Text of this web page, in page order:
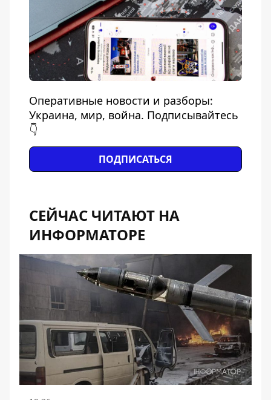
Оперативные новости и разборы:
Украина, мир, война. Подписывайтесь
👇
ПОДПИСАТЬСЯ
СЕЙЧАС ЧИТАЮТ НА
ИНФОРМАТОРЕ